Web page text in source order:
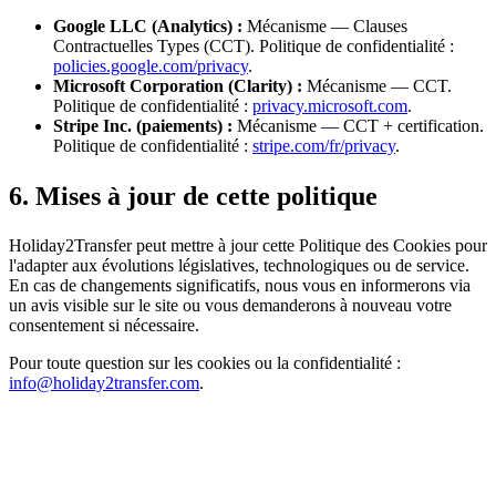
Google LLC (Analytics) : Mécanisme — Clauses
Contractuelles Types (CCT). Politique de confidentialité :
policies.google.com/privacy.
Microsoft Corporation (Clarity) : Mécanisme — CCT.
Politique de confidentialité : privacy.microsoft.com.
Stripe Inc. (paiements) : Mécanisme — CCT + certification.
Politique de confidentialité : stripe.com/fr/privacy.
6. Mises à jour de cette politique
Holiday2Transfer peut mettre à jour cette Politique des Cookies pour
l'adapter aux évolutions législatives, technologiques ou de service.
En cas de changements significatifs, nous vous en informerons via
un avis visible sur le site ou vous demanderons à nouveau votre
consentement si nécessaire.
Pour toute question sur les cookies ou la confidentialité :
info@holiday2transfer.com.